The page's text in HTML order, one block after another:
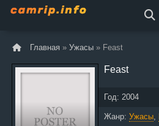
Главная » Ужасы » Feast
Feast
Год: 2004
Жанр: Ужасы,